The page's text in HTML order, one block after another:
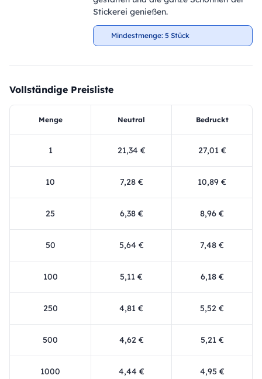
Stickerei genießen.
Mindestmenge: 5 Stück
Vollständige Preisliste
Menge Neutral Bedruckt
1 21,34 € 27,01 €
10 7,28 € 10,89 €
25 6,38 € 8,96 €
50 5,64 € 7,48 €
100 5,11 € 6,18 €
250 4,81 € 5,52 €
500 4,62 € 5,21 €
1000 4,44 € 4,95 €